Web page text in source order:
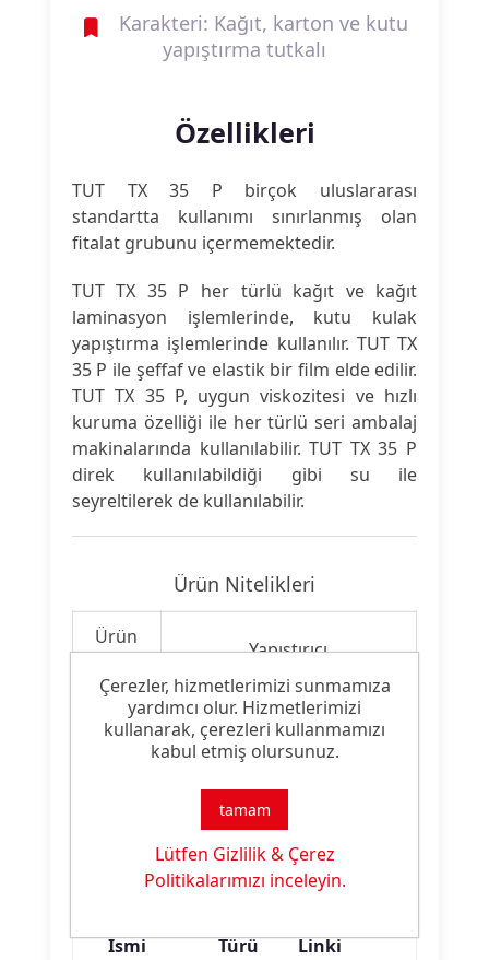
Karakteri: Kağıt, karton ve kutu
yapıştırma tutkalı
Özellikleri
TUT TX 35 P birçok uluslararası
standartta kullanımı sınırlanmış olan
fitalat grubunu içermemektedir.
TUT TX 35 P her türlü kağıt ve kağıt
laminasyon işlemlerinde, kutu kulak
yapıştırma işlemlerinde kullanılır. TUT TX
35 P ile şeffaf ve elastik bir film elde edilir.
TUT TX 35 P, uygun viskozitesi ve hızlı
kuruma özelliği ile her türlü seri ambalaj
makinalarında kullanılabilir. TUT TX 35 P
direk kullanılabildiği gibi su ile
seyreltilerek de kullanılabilir.
Ürün Nitelikleri
Ürün
Yapıştırıcı
Ürün
Oluklu Mukavva
Yapıştırmak İçin Kullanılan
Sıvama Tutkalı
Ürün Dokümanları
İsmi
Türü
Linki
Çerezler, hizmetlerimizi sunmamıza
yardımcı olur. Hizmetlerimizi
kullanarak, çerezleri kullanmamızı
kabul etmiş olursunuz.
tamam
Lütfen Gizlilik & Çerez
Politikalarımızı inceleyin.